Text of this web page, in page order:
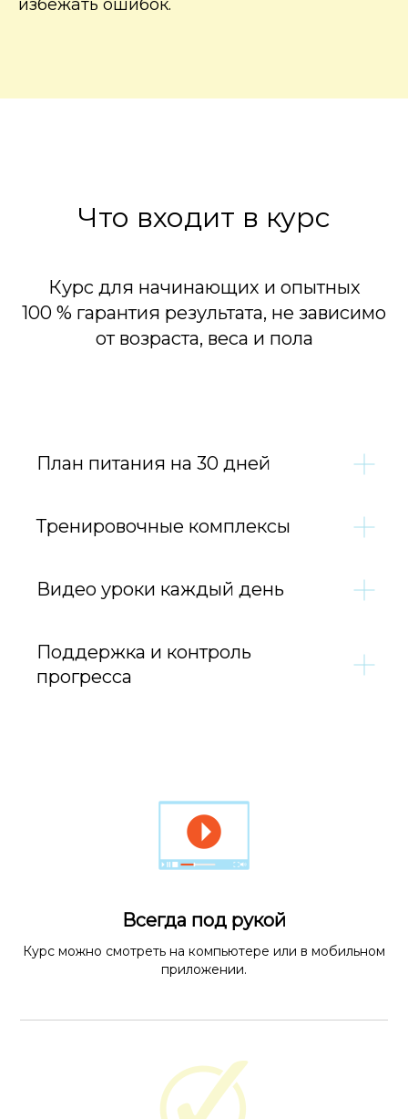
избежать ошибок.
Что входит в курс
Курс для начинающих и опытных
100 % гарантия результата, не зависимо
от возраста, веса и пола
План питания на 30 дней
Тренировочные комплексы
Видео уроки каждый день
Поддержка и контроль
прогресса
Всегда под рукой
Курс можно смотреть на компьютере или в мобильном
приложении.